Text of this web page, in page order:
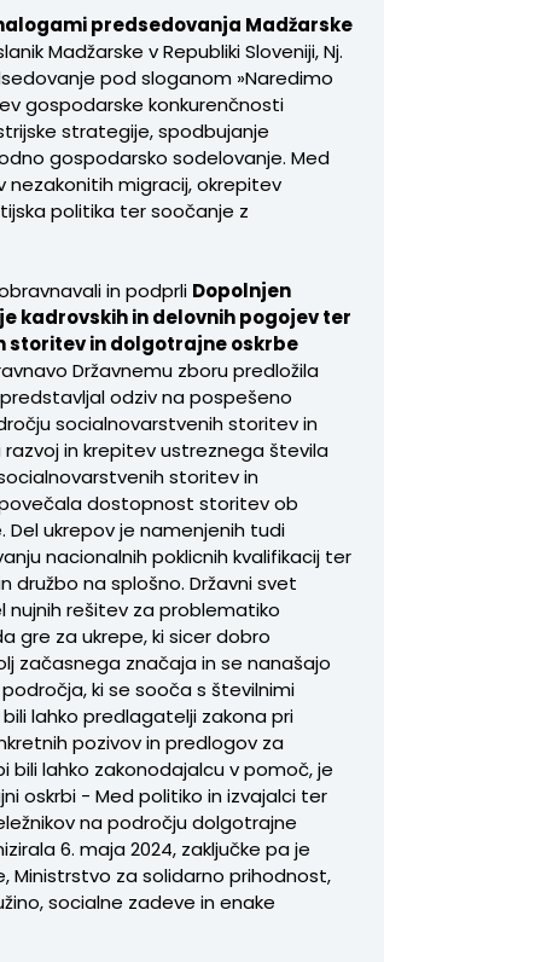
predsedovanja Madžarske
Madžarske v Republiki Sloveniji, Nj.
pod sloganom »Naredimo
gospodarske konkurenčnosti
strategije, spodbujanje
gospodarsko sodelovanje. Med
nezakonitih migracij, okrepitev
politika ter soočanje z
in podprli Dopolnjen
kadrovskih in delovnih pogojev ter
storitev in dolgotrajne oskrbe
Državnemu zboru predložila
odziv na pospešeno
socialnovarstvenih storitev in
in krepitev ustreznega števila
storitev in
dostopnost storitev ob
ukrepov je namenjenih tudi
nacionalnih poklicnih kvalifikacij ter
družbo na splošno. Državni svet
nujnih rešitev za problematiko
gre za ukrepe, ki sicer dobro
začasnega značaja in se nanašajo
ki se sooča s številnimi
lahko predlagatelji zakona pri
pozivov in predlogov za
bili lahko zakonodajalcu v pomoč, je
oskrbi - Med politiko in izvajalci ter
na področju dolgotrajne
6. maja 2024, zaključke pa je
Ministrstvo za solidarno prihodnost,
socialne zadeve in enake